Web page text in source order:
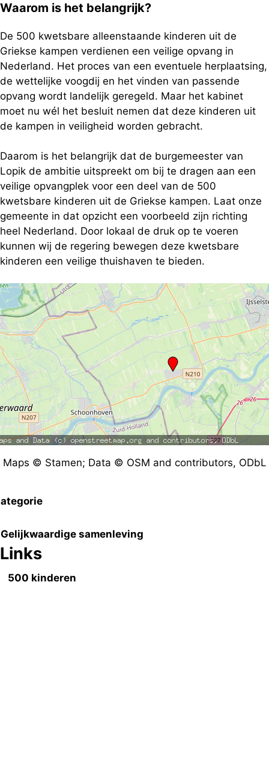
Waarom is het belangrijk?
De 500 kwetsbare alleenstaande kinderen uit de
Griekse kampen verdienen een veilige opvang in
Nederland. Het proces van een eventuele herplaatsing,
de wettelijke voogdij en het vinden van passende
opvang wordt landelijk geregeld. Maar het kabinet
moet nu wél het besluit nemen dat deze kinderen uit
de kampen in veiligheid worden gebracht.
Daarom is het belangrijk dat de burgemeester van
Lopik de ambitie uitspreekt om bij te dragen aan een
veilige opvangplek voor een deel van de 500
kwetsbare kinderen uit de Griekse kampen. Laat onze
gemeente in dat opzicht een voorbeeld zijn richting
heel Nederland. Door lokaal de druk op te voeren
kunnen wij de regering bewegen deze kwetsbare
kinderen een veilige thuishaven te bieden.
Maps © Stamen; Data © OSM and contributors, ODbL
Gelijkwaardige samenleving
Links
500 kinderen